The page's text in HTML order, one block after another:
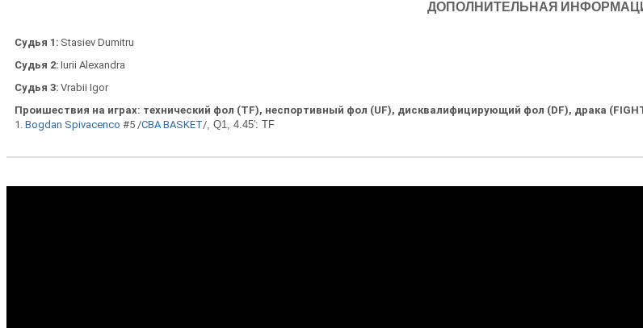
ДОПОЛНИТЕЛЬНАЯ
Судья 1 Stasiev Dumitru
Судья 2 Iurii Alexandra
Судья 3 Vrabii Igor
Проишествия на играх: технический фол (ТF), неспортивный фол (UF), дисквалифицирующий фол (DF), драка
1. Bogdan Spivacenco #5 /CBA BASKET/ , Q1, 4.45′: TF